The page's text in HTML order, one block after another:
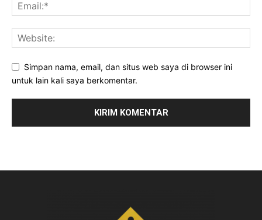
Simpan nama, email, dan situs web saya di browser ini
untuk lain kali saya berkomentar.